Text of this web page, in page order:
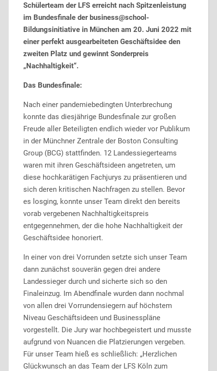
Schülerteam der LFS erreicht nach Spitzenleistung
im Bundesfinale der business@school-
Bildungsinitiative in München am 20. Juni 2022 mit
einer perfekt ausgearbeiteten Geschäftsidee den
zweiten Platz und gewinnt Sonderpreis
„Nachhaltigkeit“.
Das Bundesfinale:
Nach einer pandemiebedingten Unterbrechung
konnte das diesjährige Bundesfinale zur großen
Freude aller Beteiligten endlich wieder vor Publikum
in der Münchner Zentrale der Boston Consulting
Group (BCG) stattfinden. 12 Landessiegerteams
waren mit ihren Geschäftsideen angetreten, um
diese hochkarätigen Fachjurys zu präsentieren und
sich deren kritischen Nachfragen zu stellen. Bevor
es losging, konnte unser Team direkt den bereits
vorab vergebenen Nachhaltigkeitspreis
entgegennehmen, der die hohe Nachhaltigkeit der
Geschäftsidee honoriert.
In einer von drei Vorrunden setzte sich unser Team
dann zunächst souverän gegen drei andere
Landessieger durch und sicherte sich so den
Finaleinzug. Im Abendfinale wurden dann nochmal
von allen drei Vorrundensiegern auf höchstem
Niveau Geschäftsideen und Businesspläne
vorgestellt. Die Jury war hochbegeistert und musste
aufgrund von Nuancen die Platzierungen vergeben.
Für unser Team hieß es schließlich: „Herzlichen
Glückwunsch an das Team der LFS Köln zum